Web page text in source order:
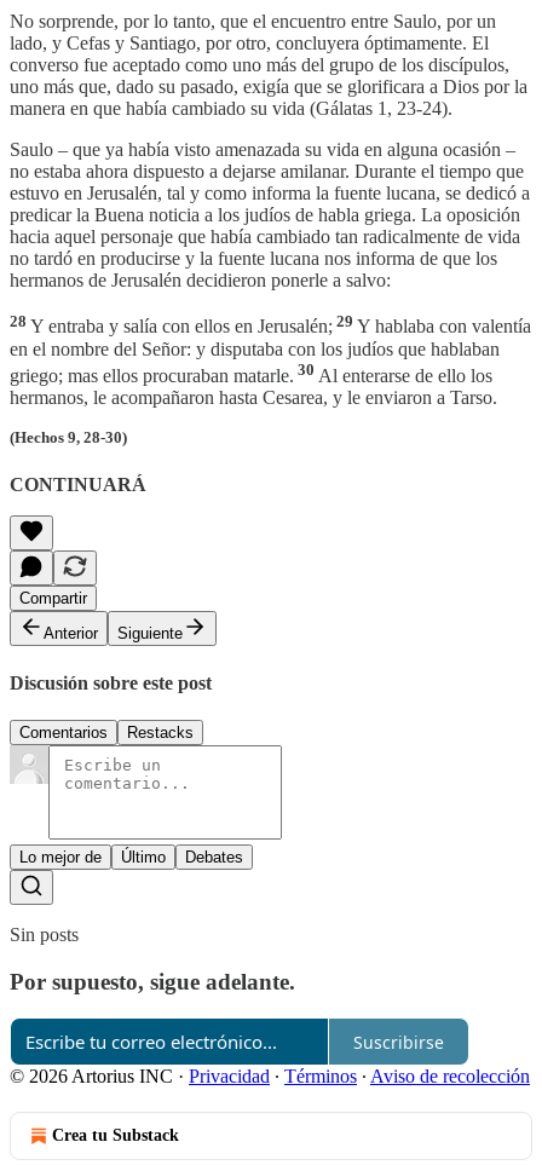
No sorprende, por lo tanto, que el encuentro entre Saulo, por un
lado, y Cefas y Santiago, por otro, concluyera óptimamente. El
converso fue aceptado como uno más del grupo de los discípulos,
uno más que, dado su pasado, exigía que se glorificara a Dios por la
manera en que había cambiado su vida (Gálatas 1, 23-24).
Saulo – que ya había visto amenazada su vida en alguna ocasión –
no estaba ahora dispuesto a dejarse amilanar. Durante el tiempo que
estuvo en Jerusalén, tal y como informa la fuente lucana, se dedicó a
predicar la Buena noticia a los judíos de habla griega. La oposición
hacia aquel personaje que había cambiado tan radicalmente de vida
no tardó en producirse y la fuente lucana nos informa de que los
hermanos de Jerusalén decidieron ponerle a salvo:
28 Y entraba y salía con ellos en Jerusalén; 29 Y hablaba con valentía
en el nombre del Señor: y disputaba con los judíos que hablaban
griego; mas ellos procuraban matarle. 30 Al enterarse de ello los
hermanos, le acompañaron hasta Cesarea, y le enviaron a Tarso.
(Hechos 9, 28-30)
CONTINUARÁ
Compartir
Anterior
Siguiente
Discusión sobre este post
Comentarios Restacks
Lo mejor de Último Debates
Sin posts
Por supuesto, sigue adelante.
Suscribirse
© 2026 Artorius INC · Privacidad ∙ Términos ∙ Aviso de recolección
Crea tu Substack